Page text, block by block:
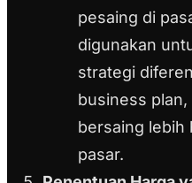
pesaing di
digunakan
strategi
business
bersaing lebih
pasar.